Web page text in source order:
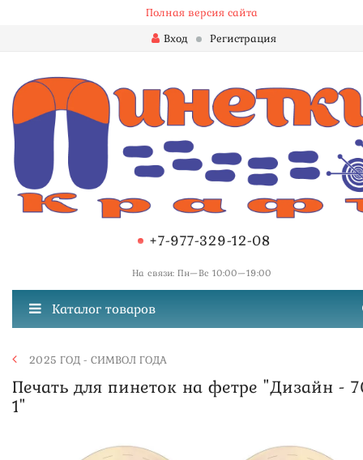
Полная версия сайта
Вход
Регистрация
+7-977-329-12-08
На связи: Пн—Вс 10:00—19:00
Каталог товаров
2025 ГОД - СИМВОЛ ГОДА
Печать для пинеток на фетре "Дизайн -
1"